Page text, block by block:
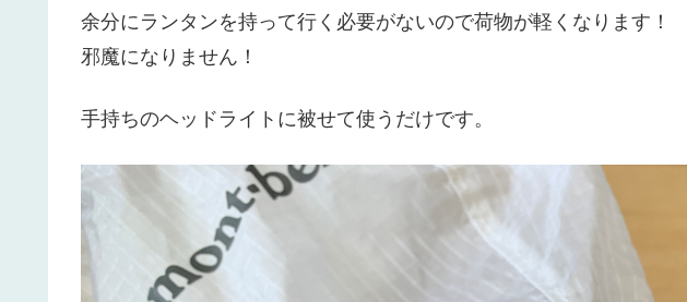
余分にランタンを持って行く必要がないので荷物が軽くなります！
邪魔になりません！
手持ちのヘッドライトに被せて使うだけです。